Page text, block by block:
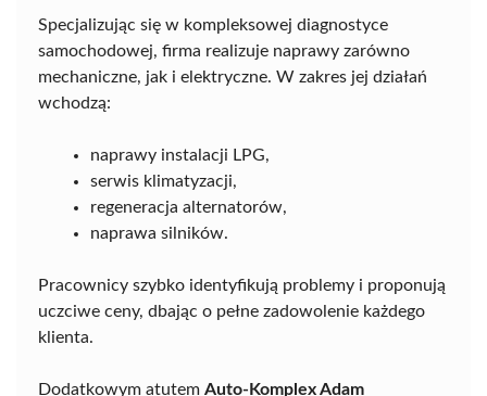
Specjalizując się w kompleksowej diagnostyce
samochodowej, firma realizuje naprawy zarówno
mechaniczne, jak i elektryczne. W zakres jej działań
wchodzą:
naprawy instalacji LPG,
serwis klimatyzacji,
regeneracja alternatorów,
naprawa silników.
Pracownicy szybko identyfikują problemy i proponują
uczciwe ceny, dbając o pełne zadowolenie każdego
klienta.
Dodatkowym atutem Auto-Komplex Adam